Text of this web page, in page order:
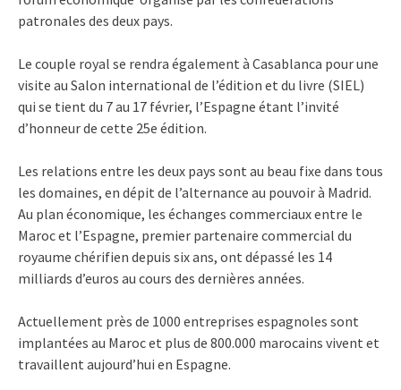
patronales des deux pays.
Le couple royal se rendra également à Casablanca pour une
visite au Salon international de l’édition et du livre (SIEL)
qui se tient du 7 au 17 février, l’Espagne étant l’invité
d’honneur de cette 25e édition.
Les relations entre les deux pays sont au beau fixe dans tous
les domaines, en dépit de l’alternance au pouvoir à Madrid.
Au plan économique, les échanges commerciaux entre le
Maroc et l’Espagne, premier partenaire commercial du
royaume chérifien depuis six ans, ont dépassé les 14
milliards d’euros au cours des dernières années.
Actuellement près de 1000 entreprises espagnoles sont
implantées au Maroc et plus de 800.000 marocains vivent et
travaillent aujourd’hui en Espagne.